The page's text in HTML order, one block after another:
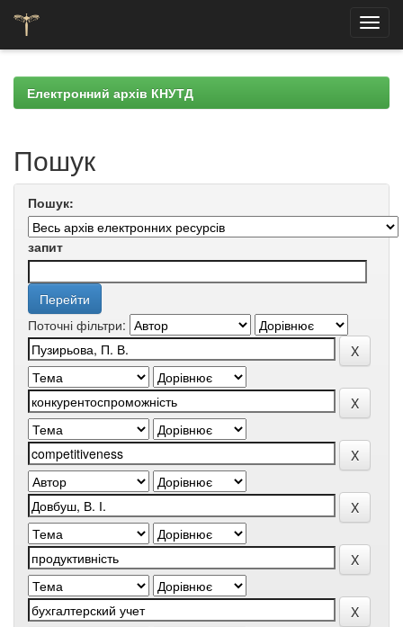
navigationЕлектронний архів КНУТД
Пошук
Пошук:
запит
Поточні фільтри: